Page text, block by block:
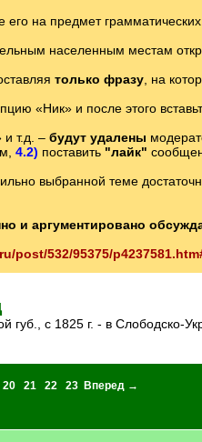
его на предмет
населенным местам
только фразу, на
«Ник» и после этого
т.д. – будут удалены
4.2) поставить "лайк"
выбранной теме
и аргументировано
post/532/95375/
губ., с 1825 г. - в Слободско-
20 21 22 23
Вперед →